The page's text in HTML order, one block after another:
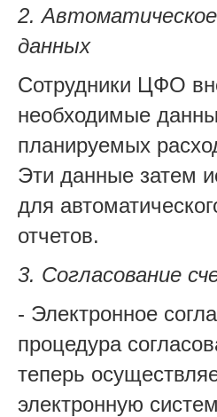
2.
данных
Сотрудники ЦФО
необходимые
планируемых
Эти данные затем
для
отчетов.
3. Согласование
- Электронное
процедура
теперь
электронную